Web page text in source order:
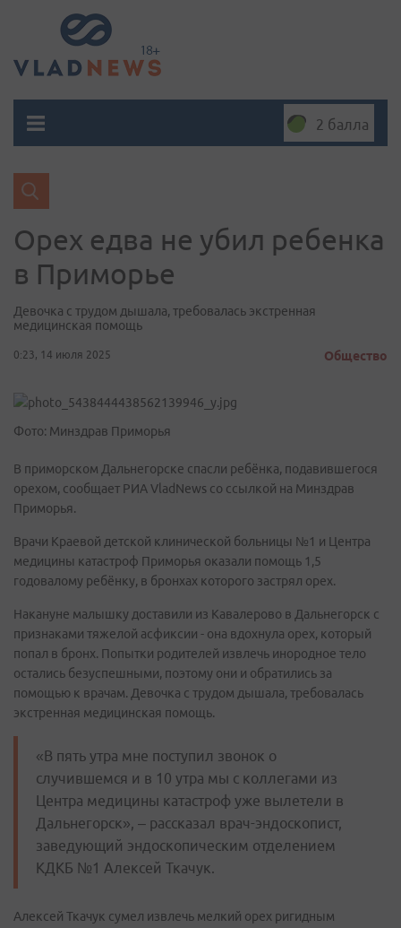
2 балла
Орех едва не убил ребенка
в Приморье
Девочка с трудом дышала, требовалась экстренная
медицинская помощь
0:23, 14 июля 2025 Общество
Фото: Минздрав Приморья
В приморском Дальнегорске спасли ребёнка, подавившегося
орехом, сообщает РИА VladNews со ссылкой на Минздрав
Приморья.
Врачи Краевой детской клинической больницы №1 и Центра
медицины катастроф Приморья оказали помощь 1,5
годовалому ребёнку, в бронхах которого застрял орех.
Накануне малышку доставили из Кавалерово в Дальнегорск с
признаками тяжелой асфиксии - она вдохнула орех, который
попал в бронх. Попытки родителей извлечь инородное тело
остались безуспешными, поэтому они и обратились за
помощью к врачам. Девочка с трудом дышала, требовалась
экстренная медицинская помощь.
«В пять утра мне поступил звонок о
случившемся и в 10 утра мы с коллегами из
Центра медицины катастроф уже вылетели в
Дальнегорск», – рассказал врач-эндоскопист,
заведующий эндоскопическим отделением
КДКБ №1 Алексей Ткачук.
Алексей Ткачук сумел извлечь мелкий орех ригидным